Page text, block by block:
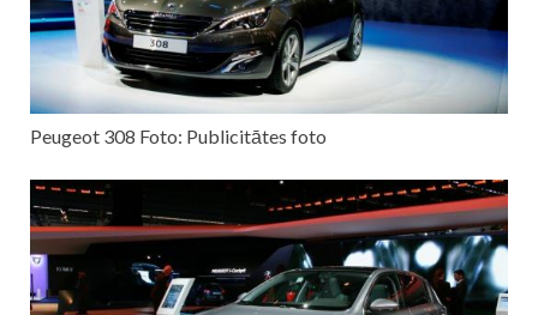
Peugeot 308 Foto: Publicitātes foto